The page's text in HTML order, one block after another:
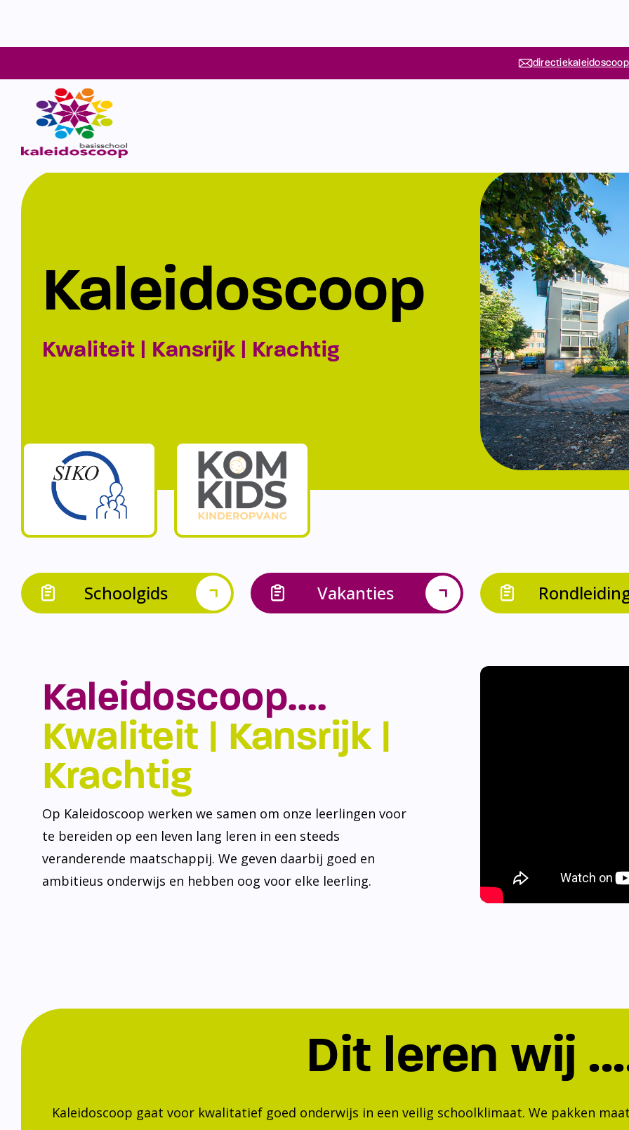
Kaleidoscoop
Kwaliteit | Kansrijk | Krachtig
Schoolgids Vakanties
Kaleidoscoop….
Kwaliteit | Kansrijk |
Krachtig
Op Kaleidoscoop werken we samen om onze leerlingen voor
te bereiden op een leven lang leren in een steeds
veranderende maatschappij. We geven daarbij goed en
ambitieus onderwijs en hebben oog voor elke leerling.
Dit leren wij
we aandacht voor burgerschap, cultuur- en natuur educatie. We werken actief aan